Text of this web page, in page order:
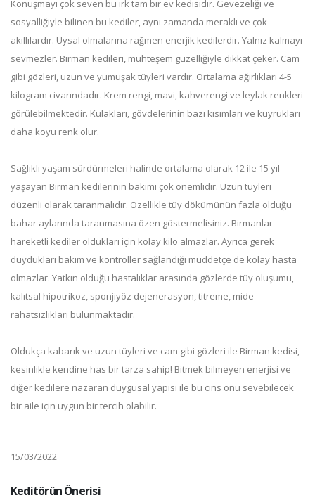
Konuşmayı çok seven bu ırk tam bir ev kedisidir. Gevezeliği ve
sosyalliğiyle bilinen bu kediler, aynı zamanda meraklı ve çok
akıllılardır. Uysal olmalarına rağmen enerjik kedilerdir. Yalnız kalmayı
sevmezler. Birman kedileri, muhteşem güzelliğiyle dikkat çeker. Cam
gibi gözleri, uzun ve yumuşak tüyleri vardır. Ortalama ağırlıkları 4-5
kilogram civarındadır. Krem rengi, mavi, kahverengi ve leylak renkleri
görülebilmektedir. Kulakları, gövdelerinin bazı kısımları ve kuyrukları
daha koyu renk olur.
Sağlıklı yaşam sürdürmeleri halinde ortalama olarak 12 ile 15 yıl
yaşayan Birman kedilerinin bakımı çok önemlidir. Uzun tüyleri
düzenli olarak taranmalıdır. Özellikle tüy dökümünün fazla olduğu
bahar aylarında taranmasına özen göstermelisiniz. Birmanlar
hareketli kediler oldukları için kolay kilo almazlar. Ayrıca gerek
duydukları bakım ve kontroller sağlandığı müddetçe de kolay hasta
olmazlar. Yatkın olduğu hastalıklar arasında gözlerde tüy oluşumu,
kalıtsal hipotrikoz, sponjiyöz dejenerasyon, titreme, mide
rahatsızlıkları bulunmaktadır.
Oldukça kabarık ve uzun tüyleri ve cam gibi gözleri ile Birman kedisi,
kesinlikle kendine has bir tarza sahip! Bitmek bilmeyen enerjisi ve
diğer kedilere nazaran duygusal yapısı ile bu cins onu sevebilecek
bir aile için uygun bir tercih olabilir.
15/03/2022
Keditörün Önerisi